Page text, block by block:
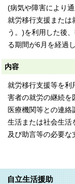
(病気や障害により
就労移行支援または
う。)を利用した後
る期間が6月を経過
内容
就労移行支援等を利
害者の就労の継続を
医療機関等との連絡
生活または社会生活
及び助言等の必要な
自立生活援助